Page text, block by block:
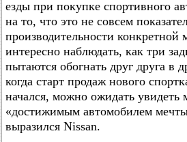
езды при покупке спортивного
на то, что это не совсем
производительности конкретной
интересно наблюдать, как три
пытаются обогнать друг друга в
когда старт продаж нового
начался, можно ожидать увидеть
«достижимым автомобилем
выразился Nissan.